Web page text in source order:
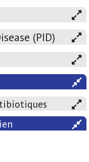
(PID)